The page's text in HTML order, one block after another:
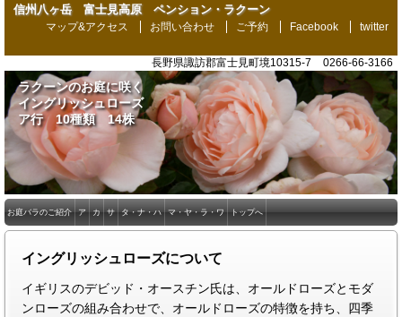
信州八ヶ岳 富士見高原 ペンション・ラクーン
マップ&アクセス お問い合わせ ご予約 Facebook twitter
長野県諏訪郡富士見町境10315-7 0266-66-3166
ラクーンのお庭に咲く
イングリッシュローズ
ア行 10種類 14株
お庭バラのご紹介 ア カ サ タ・ナ・ハ マ・ヤ・ラ・ワ トップへ
イングリッシュローズについて
イギリスのデビッド・オースチン氏は、オールドローズとモダ
ンローズの組み合わせで、オールドローズの特徴を持ち、四季